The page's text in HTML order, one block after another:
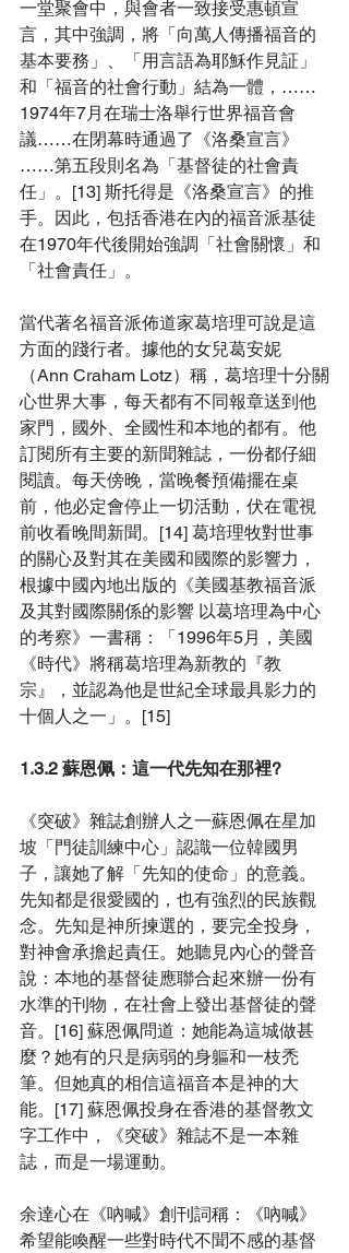
一堂聚會中，與會者一致接受惠頓宣
言，其中強調，將「向萬人傳播福音的
基本要務」、「用言語為耶穌作見証」
和「福音的社會行動」結為一體，……
1974年7月在瑞士洛舉行世界福音會
議……在閉幕時通過了《洛桑宣言》
……第五段則名為「基督徒的社會責
任」。[13] 斯托得是《洛桑宣言》的推
手。因此，包括香港在內的福音派基徒
在1970年代後開始強調「社會關懷」和
「社會責任」。
當代著名福音派佈道家葛培理可說是這
方面的踐行者。據他的女兒葛安妮
（Ann Craham Lotz）稱，葛培理十分關
心世界大事，每天都有不同報章送到他
家門，國外、全國性和本地的都有。他
訂閱所有主要的新聞雜誌，一份都仔細
閱讀。每天傍晚，當晚餐預備擺在桌
前，他必定會停止一切活動，伏在電視
前收看晚間新聞。[14] 葛培理牧對世事
的關心及對其在美國和國際的影響力，
根據中國內地出版的《美國基教福音派
及其對國際關係的影響 以葛培理為中心
的考察》一書稱：「1996年5月，美國
《時代》將稱葛培理為新教的『教
宗』，並認為他是世紀全球最具影力的
十個人之一」。[15]
1.3.2 蘇恩佩：這一代先知在那裡?
《突破》雜誌創辦人之一蘇恩佩在星加
坡「門徒訓練中心」認識一位韓國男
子，讓她了解「先知的使命」的意義。
先知都是很愛國的，也有強烈的民族觀
念。先知是神所揀選的，要完全投身，
對神會承擔起責仼。她聽見內心的聲音
說：本地的基督徒應聯合起來辦一份有
水準的刊物，在社會上發出基督徒的聲
音。[16] 蘇恩佩問道：她能為這城做甚
麼？她有的只是病弱的身軀和一枝禿
筆。但她真的相信這福音本是神的大
能。[17] 蘇恩佩投身在香港的基督教文
字工作中，《突破》雜誌不是一本雜
誌，而是一場運動。
余達心在《吶喊》創刊詞稱：《吶喊》
希望能喚醒一些對時代不聞不感的基督